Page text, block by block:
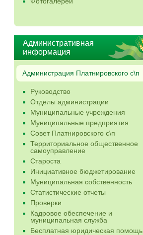
Административная
информация
Администрация Платнировского с\п
Руководство
Отделы администрации
Муниципальные учреждения
Муниципальные предприятия
Совет Платнировского с\п
Территориальное общественное
самоуправление
Староста
Инициативное бюджетирование
Муниципальная собственность
Статистические отчеты
Проверки
Кадровое обеспечение и
муниципальная служба
Бесплатная юридическая помощь